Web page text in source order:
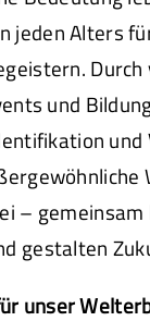
jeden Alters
und
–
gestalten
unser